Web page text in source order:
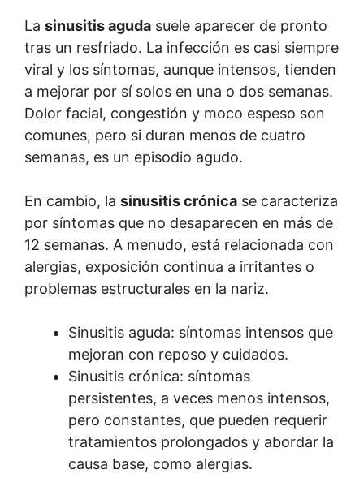
La sinusitis aguda suele aparecer de pronto
tras un resfriado. La infección es casi siempre
viral y los síntomas, aunque intensos, tienden
a mejorar por sí solos en una o dos semanas.
Dolor facial, congestión y moco espeso son
comunes, pero si duran menos de cuatro
semanas, es un episodio agudo.
En cambio, la sinusitis crónica se caracteriza
por síntomas que no desaparecen en más de
12 semanas. A menudo, está relacionada con
alergias, exposición continua a irritantes o
problemas estructurales en la nariz.
Sinusitis aguda: síntomas intensos que
mejoran con reposo y cuidados.
Sinusitis crónica: síntomas
persistentes, a veces menos intensos,
pero constantes, que pueden requerir
tratamientos prolongados y abordar la
causa base, como alergias.